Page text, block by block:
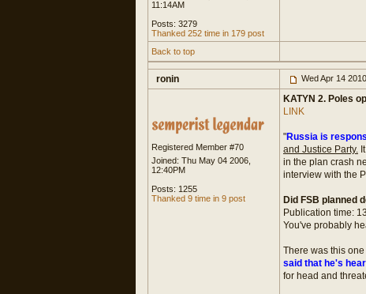
11:14AM
Posts: 3279
Thanked 252 time in 179 post
Back to top
ronin Wed Apr 14
Registered Member #70
Joined: Thu May 04 2006,
12:40PM
Posts: 1255
Thanked 9 time in 9 post
KATYN 2. Poles
LINK
"Russia is
and Justice Party.
in the plan crash
interview with the
Did FSB planned
Publication time:
You've probably
There was this
said that he's
for head and